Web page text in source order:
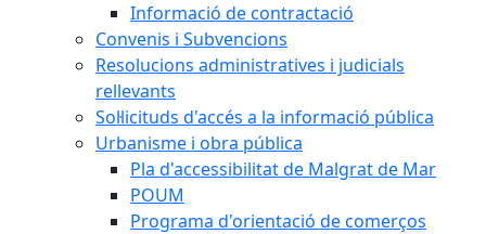
Informació de contractació
Convenis i Subvencions
Resolucions administratives i judicials
rellevants
Sol·licituds d'accés a la informació pública
Urbanisme i obra pública
Pla d'accessibilitat de Malgrat de Mar
POUM
Programa d'orientació de comerços